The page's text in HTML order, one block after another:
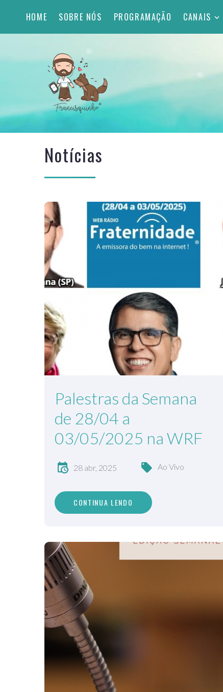
HOME SOBRE NÓS PROGRAMAÇÃO CANAIS
Notícias
Palestras da Semana
de 28/04 a
03/05/2025 na WRF
28 abr, 2025 Ao Vivo
CONTINUA LENDO